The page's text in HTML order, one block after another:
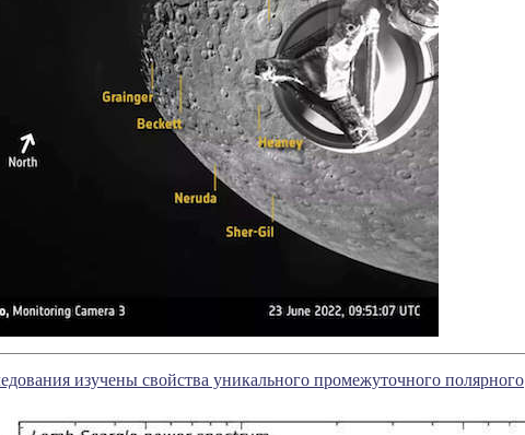
изучены свойства уникального промежуточного полярного